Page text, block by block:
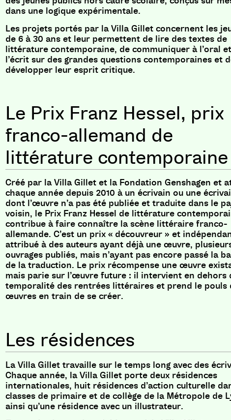
dans une logique expérimentale.
Les projets portés par la Villa Gillet concernent les
de 6 à 30 ans et leur permettent de lire des textes de
littérature contemporaine, de communiquer à l’oral
l’écrit sur des grandes questions contemporaines et
développer leur esprit critique.
Le Prix Franz Hessel, prix
franco-allemand de
littérature contemporaine
Créé par la Villa Gillet et la Fondation Genshagen et
chaque année depuis 2010 à un écrivain ou une
dont l’œuvre n’a pas été publiée et traduite dans le
voisin, le Prix Franz Hessel de littérature
contribue à faire connaître la scène littéraire franco-
allemande. C’est un prix « découvreur » et
attribué à des auteurs ayant déjà une œuvre,
ouvrages publiés, mais n’ayant pas encore passé la
de la traduction. Le prix récompense une œuvre
mais parie sur l’œuvre future : il intervient en dehors
temporalité des rentrées littéraires et prend le pouls
œuvres en train de se créer.
Les résidences
La Villa Gillet travaille sur le temps long avec des
Chaque année, la Villa Gillet porte deux résidences
internationales, huit résidences d’action culturelle
classes de primaire et de collège de la Métropole de
ainsi qu’une résidence avec un illustrateur.